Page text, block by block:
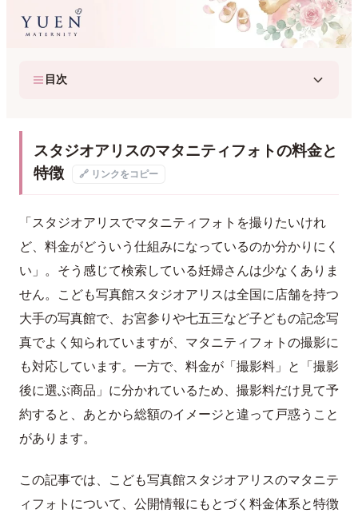
目次
スタジオアリスのマタニティフォトの料金と
特徴
🔗 リンクをコピー
「スタジオアリスでマタニティフォトを撮りたいけれ
ど、料金がどういう仕組みになっているのか分かりにく
い」。そう感じて検索している妊婦さんは少なくありま
せん。こども写真館スタジオアリスは全国に店舗を持つ
大手の写真館で、お宮参りや七五三など子どもの記念写
真でよく知られていますが、マタニティフォトの撮影に
も対応しています。一方で、料金が「撮影料」と「撮影
後に選ぶ商品」に分かれているため、撮影料だけ見て予
約すると、あとから総額のイメージと違って戸惑うこと
があります。
この記事では、こども写真館スタジオアリスのマタニテ
ィフォトについて、公開情報にもとづく料金体系と特徴